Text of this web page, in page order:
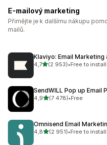
E-mailový marketing
Přimějte je k dalšímu nákupu
mailů.
Klaviyo: Email Marketing
4,7z 5 hvězd
(2 953)
Celkový počet recenzí: 2953
•Free to install
SendWILL Pop up Email
4,9z 5 hvězd
(7 478)
Celkový počet recenzí: 7478
•Free
Omnisend Email
4,8z 5 hvězd
(2 951)
Celkový počet recenzí: 2951
•Free to install